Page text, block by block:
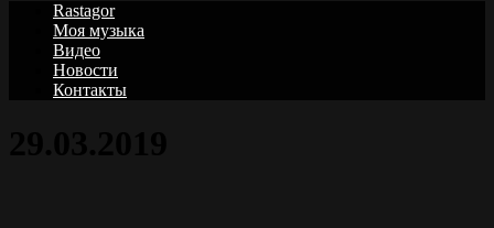
Rastagor
Моя музыка
Видео
Новости
Контакты